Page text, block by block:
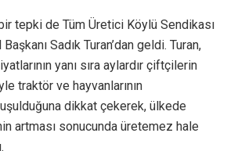
tepki de Tüm Üretici Köylü Sendikası
Sadık Turan’dan geldi. Turan,
yanı sıra aylardır çiftçilerin
traktör ve hayvanlarının
dikkat çekerek, ülkede
artması sonucunda üretemez hale